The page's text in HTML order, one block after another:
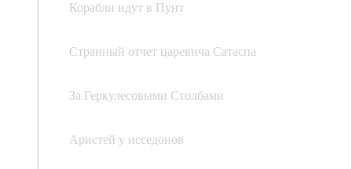
Корабли идут в Пунт
Странный отчет царевича Сатаспа
За Геркулесовыми Столбами
Аристей у исседонов